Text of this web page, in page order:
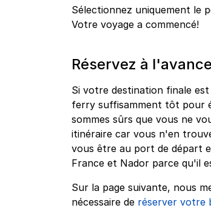
Sélectionnez uniquement le
Votre voyage a commencé!
Réservez à
Si votre destination finale
ferry suffisamment tôt pour
sommes sûrs que vous ne
itinéraire car vous n'en
vous être au port de départ
France et Nador parce qu'il
Sur la page suivante, nous
nécessaire de réserver votre